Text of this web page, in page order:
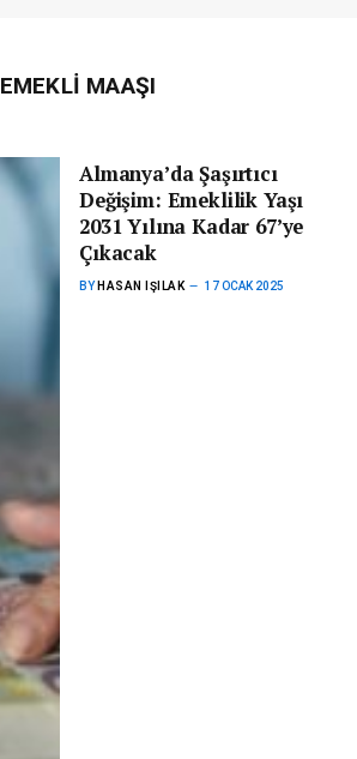
EMEKLI MAAŞI
Almanya’da Şaşırtıcı
Değişim: Emeklilik Yaşı
2031 Yılına Kadar 67’ye
Çıkacak
BY HASAN IŞILAK 17 OCAK 2025